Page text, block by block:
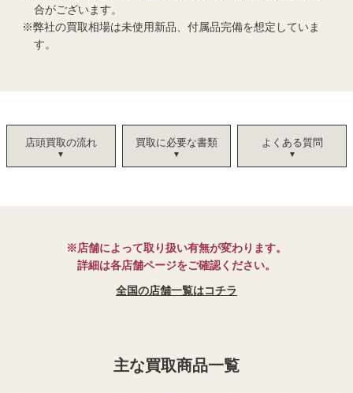
合がございます。
弊社の買取相場は未使用新品、付属品完備を想定していま
す。
店頭買取の流れ 買取に必要な書類 よくある質問
※店舗によって取り扱い有無が変わります。
詳細は各店舗ページをご確認ください。
全国の店舗一覧はコチラ
主な買取商品一覧